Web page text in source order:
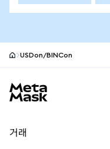
USDon/BINCon
거래